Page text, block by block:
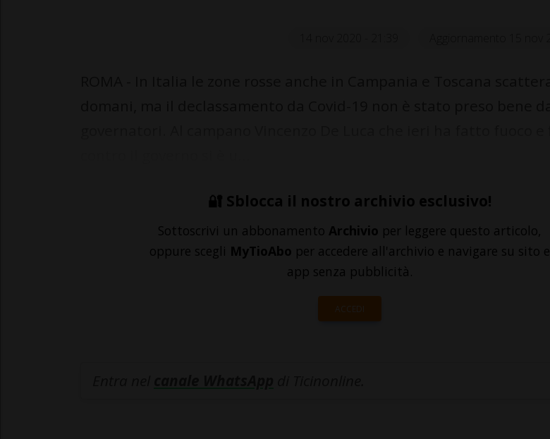
🔐 Sblocca il nostro archivio esclusivo!
Sottoscrivi un abbonamento Archivio per leggere questo articolo,
oppure scegli MyTioAbo per accedere all'archivio e navigare su sito e
app senza pubblicità.
ACCEDI